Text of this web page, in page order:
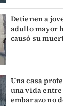
Detienen a
adulto mayor
causó su
Una casa
una vida
embarazo no